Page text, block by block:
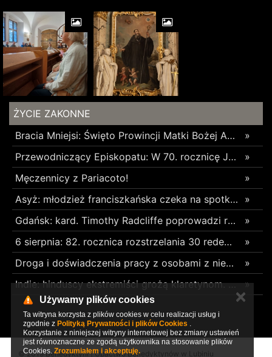
ŻYCIE ZAKONNE
»
Bracia Mniejsi: Święto Prowincji Matki Bożej Anielskiej w Wieliczce
»
Przewodniczący Episkopatu: W 70. rocznicę Jasnogórskich Ślubów Narodu skierujmy nasze serce ku Maryi
»
Męczennicy z Pariacoto!
»
Asyż: młodzież franciszkańska czeka na spotkanie z Leonem XIV
»
Gdańsk: kard. Timothy Radcliffe poprowadzi rekolekcje podczas odpustu św. Dominika
»
6 sierpnia: 82. rocznica rozstrzelania 30 redemptorystów w czasie Rzezi Woli
»
Droga i doświadczenia pracy z osobami z niepełnosprawnościami – rozmowa z s. Anuaritą Ewą Tutką
»
Indie: hinduscy ekstremiści grożą klaretynom. „Macie siedem dni na opuszczenie tego miejsca
© 2019 Benedyktyni | Opactwo Benedyktynów w Lubiniu
Używamy plików cookies
Ta witryna korzysta z plików cookies w celu realizacji usług i
zgodnie z Polityką Prywatności i plików Cookies .
Korzystanie z niniejszej witryny internetowej bez zmiany ustawień
jest równoznaczne ze zgodą użytkownika na stosowanie plików
Cookies. Zrozumiałem i akceptuję.
✕